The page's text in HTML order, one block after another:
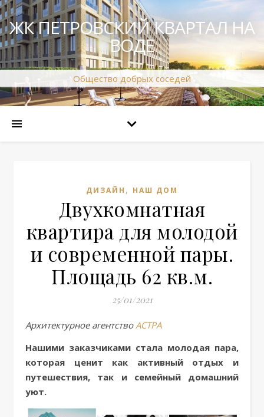
ЖК ПЕТРОВСКИЙ КВАРТАЛ НА
ВОДЕ
Общество добрых соседей
ДИЗАЙН , НАШ ДОМ
Двухкомнатная
квартира для молодой
и современной пары.
Площадь 62 кв.м.
25/01/2021
Архитектурное агентствоАСТРА
Нашими заказчиками стала молодая пара,
которая ценит как активный отдых и
путешествия, так и семейный домашний
уют.